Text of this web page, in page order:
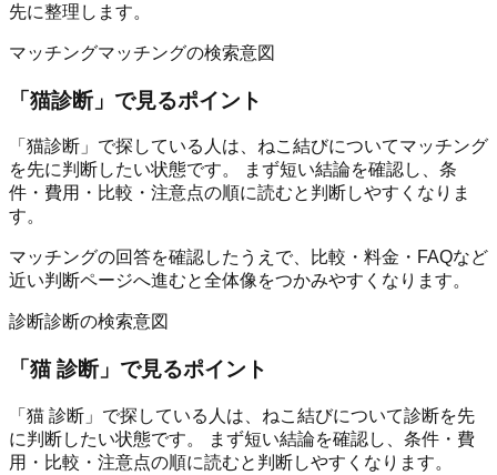
先に整理します。
マッチングマッチングの検索意図
「猫診断」で見るポイント
「猫診断」で探している人は、ねこ結びについてマッチング
を先に判断したい状態です。 まず短い結論を確認し、条
件・費用・比較・注意点の順に読むと判断しやすくなりま
す。
マッチングの回答を確認したうえで、比較・料金・FAQなど
近い判断ページへ進むと全体像をつかみやすくなります。
診断診断の検索意図
「 猫 診断」で見るポイント
「猫 診断」で探している人は、ねこ結びについて診断を先
に判断したい状態です。 まず短い結論を確認し、条件・費
用・比較・注意点の順に読むと判断しやすくなります。